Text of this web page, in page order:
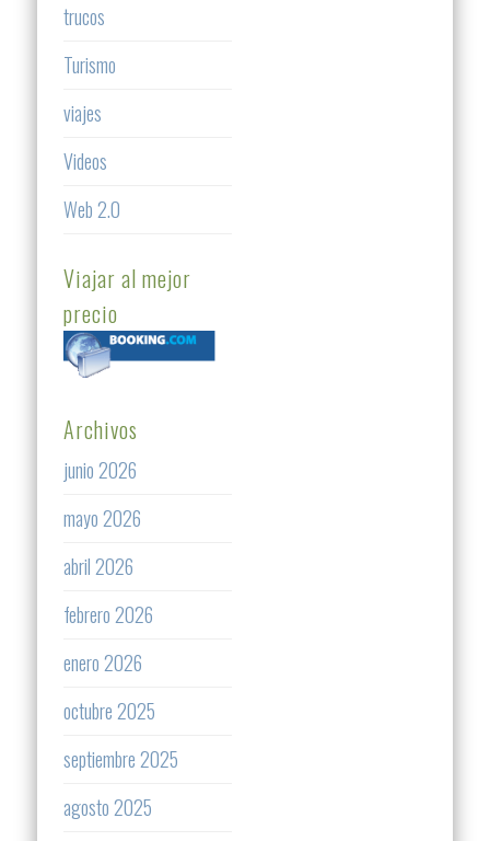
trucos
Turismo
viajes
Videos
Web 2.0
Viajar al mejor
precio
Archivos
junio 2026
mayo 2026
abril 2026
febrero 2026
enero 2026
octubre 2025
septiembre 2025
agosto 2025